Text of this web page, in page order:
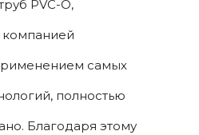
PVC-O,
компанией
самых
полностью
Благодаря этому